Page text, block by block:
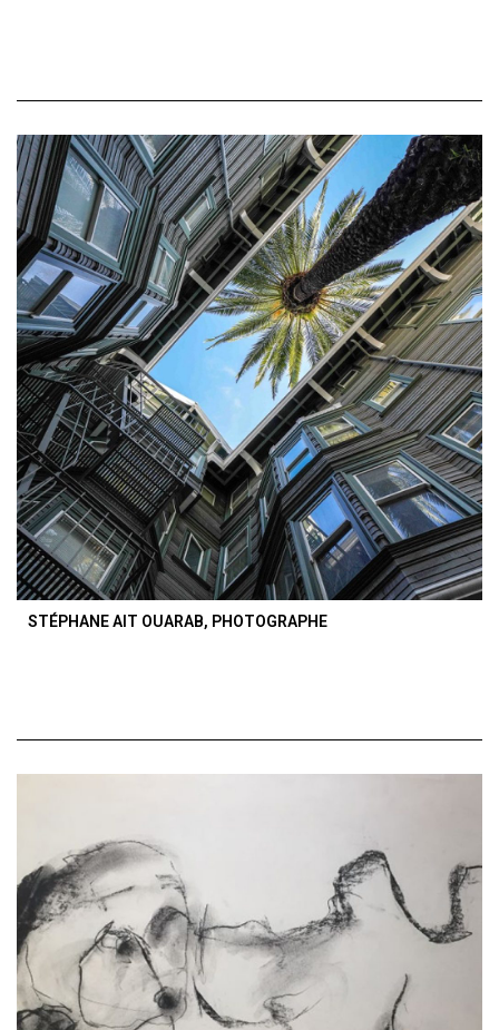
STÉPHANE AIT OUARAB, PHOTOGRAPHE